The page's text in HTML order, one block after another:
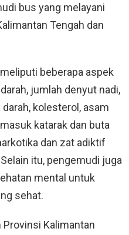
bus yang melayani
Tengah dan
beberapa aspek
jumlah denyut nadi,
kolesterol, asam
katarak dan buta
dan zat adiktif
itu, pengemudi juga
mental untuk
sehat.
Provinsi Kalimantan